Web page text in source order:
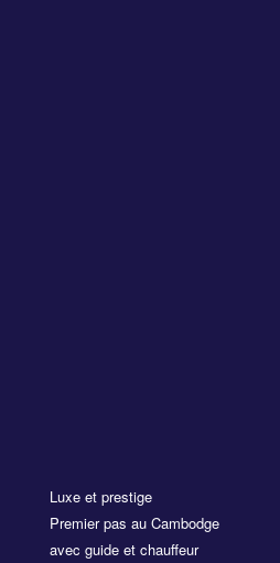
Luxe et prestige
Premier pas au Cambodge
avec guide et chauffeur